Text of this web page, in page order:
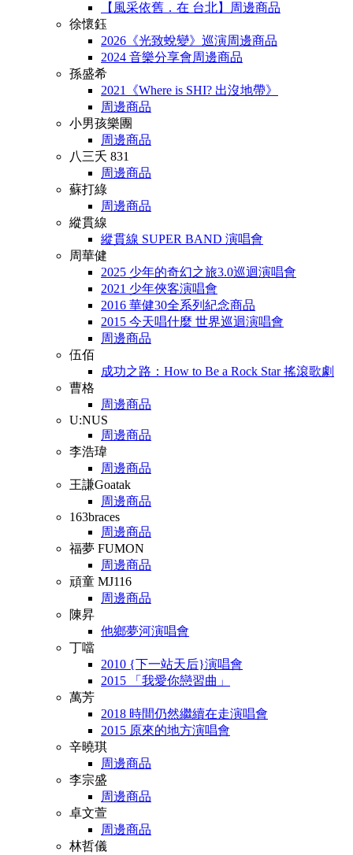
【風采依舊．在 台北】周邊商品
徐懷鈺
2026《光致蛻變》巡演周邊商品
2024 音樂分享會周邊商品
孫盛希
2021《Where is SHI? 出沒地帶》
周邊商品
小男孩樂團
周邊商品
八三夭 831
周邊商品
蘇打綠
周邊商品
縱貫線
縱貫線 SUPER BAND 演唱會
周華健
2025 少年的奇幻之旅3.0巡迴演唱會
2021 少年俠客演唱會
2016 華健30全系列紀念商品
2015 今天唱什麼 世界巡迴演唱會
周邊商品
伍佰
成功之路：How to Be a Rock Star 搖滾歌劇
曹格
周邊商品
U:NUS
周邊商品
李浩瑋
周邊商品
王謙Goatak
周邊商品
163braces
周邊商品
福夢 FUMON
周邊商品
頑童 MJ116
周邊商品
陳昇
他鄉夢河演唱會
丁噹
2010 {下一站天后}演唱會
2015 「我愛你戀習曲」
萬芳
2018 時間仍然繼續在走演唱會
2015 原來的地方演唱會
辛曉琪
周邊商品
李宗盛
周邊商品
卓文萱
周邊商品
林哲儀